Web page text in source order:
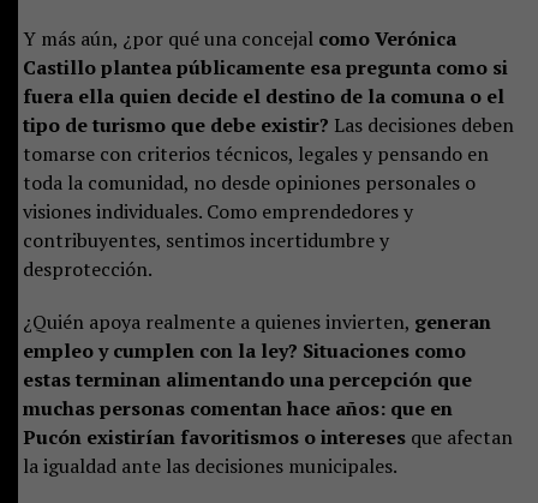
Y más aún, ¿por qué una concejal como Verónica
Castillo plantea públicamente esa pregunta como si
fuera ella quien decide el destino de la comuna o el
tipo de turismo que debe existir? Las decisiones deben
tomarse con criterios técnicos, legales y pensando en
toda la comunidad, no desde opiniones personales o
visiones individuales. Como emprendedores y
contribuyentes, sentimos incertidumbre y
desprotección.
¿Quién apoya realmente a quienes invierten, generan
empleo y cumplen con la ley? Situaciones como
estas terminan alimentando una percepción que
muchas personas comentan hace años: que en
Pucón existirían favoritismos o intereses que afectan
la igualdad ante las decisiones municipales.